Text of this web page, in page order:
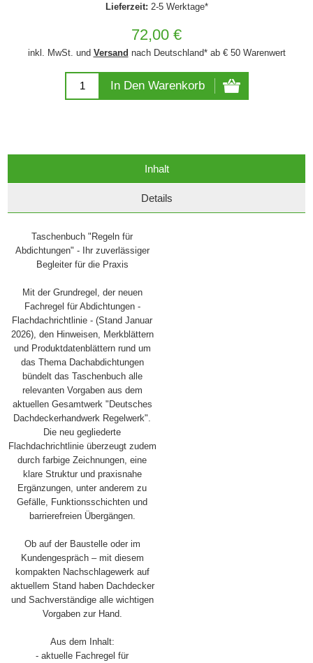
Lieferzeit: 2-5 Werktage*
72,00 €
inkl. MwSt. und Versand nach Deutschland* ab € 50 Warenwert
In Den Warenkorb
Inhalt
Details
Taschenbuch "Regeln für
Abdichtungen" - Ihr zuverlässiger
Begleiter für die Praxis
Mit der Grundregel, der neuen
Fachregel für Abdichtungen -
Flachdachrichtlinie - (Stand Januar
2026), den Hinweisen, Merkblättern
und Produktdatenblättern rund um
das Thema Dachabdichtungen
bündelt das Taschenbuch alle
relevanten Vorgaben aus dem
aktuellen Gesamtwerk "Deutsches
Dachdeckerhandwerk Regelwerk".
Die neu gegliederte
Flachdachrichtlinie überzeugt zudem
durch farbige Zeichnungen, eine
klare Struktur und praxisnahe
Ergänzungen, unter anderem zu
Gefälle, Funktionsschichten und
barrierefreien Übergängen.
Ob auf der Baustelle oder im
Kundengespräch – mit diesem
kompakten Nachschlagewerk auf
aktuellem Stand haben Dachdecker
und Sachverständige alle wichtigen
Vorgaben zur Hand.
Aus dem Inhalt:
- aktuelle Fachregel für